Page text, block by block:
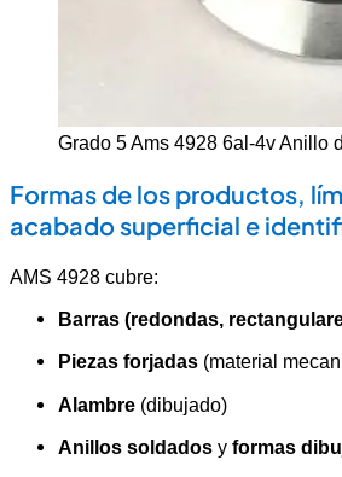
Grado 5 Ams 4928 6al-4v Anillo
Formas de los productos,
acabado superficial e
AMS 4928 cubre:
Barras (redondas,
Piezas forjadas (material
Alambre (dibujado)
Anillos soldados y formas